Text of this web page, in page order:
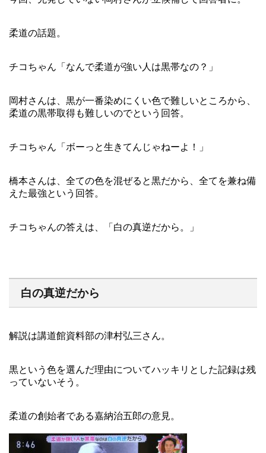
柔道の話題。
チコちゃん「なんで柔道が強い人は黒帯なの？」
岡村さんは、黒が一番染めにくい色で難しいところから、
柔道の黒帯取得も難しいのでという回答。
チコちゃん「ボーっと生きてんじゃねーよ！」
橋本さんは、全ての色を混ぜると黒だから、全てを兼ね備
えた最強という回答。
チコちゃんの答えは、「白の真逆だから。」
白の真逆だから
解説は講道館資料部の津村弘三さん。
黒という色を選んだ理由についてハッキリとした記録は残
っていないそう。
柔道の創始者である嘉納治五郎の意見。